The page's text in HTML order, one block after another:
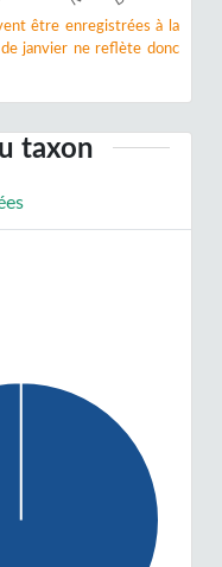
être enregistrées à la
janvier ne reflète donc
taxon